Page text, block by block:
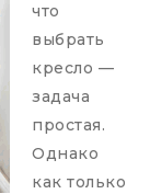
что
выбрать
кресло —
задача
простая.
Однако
как только